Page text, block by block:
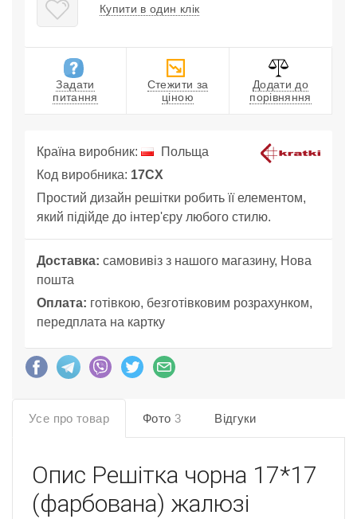
Купити в один клік
Задати
питання
Стежити за
ціною
Додати до
порівняння
Країна виробник:
Польща
Код виробника: 17CX
Простий дизайн решітки робить її елементом,
який підійде до інтер'єру любого стилю.
Доставка: самовивіз з нашого магазину, Нова
пошта
Оплата: готівкою, безготівковим розрахунком,
передплата на картку
Усе про товар Фото 3 Відгуки
Опис Решітка чорна 17*17
(фарбована) жалюзі